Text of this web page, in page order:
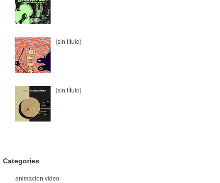
(sin título)
(sin título)
Categories
animacion video